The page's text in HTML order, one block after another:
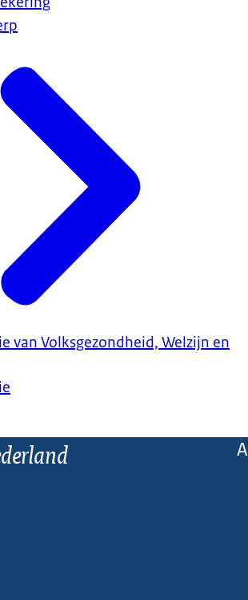
van Volksgezondheid, Welzijn en